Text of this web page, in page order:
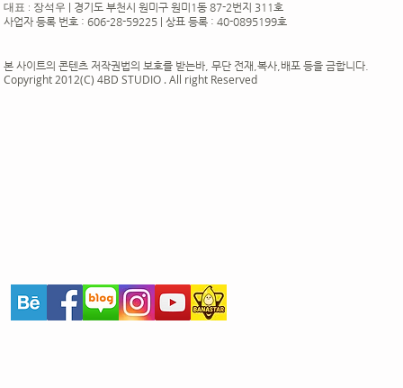
대표 : 장석우
경기도 부천시 원미구 원미1동 87-2번지 311호
사업자 등록 번호 : 606-28-59225 | 상표 등록 : 40-0895199호
본 사이트의 콘텐츠 저작권법의 보호를 받는바, 무단 전재,복사,배포 등을 금합니다.
Copyright 2012(C) 4BD STUDIO . All right Reserved